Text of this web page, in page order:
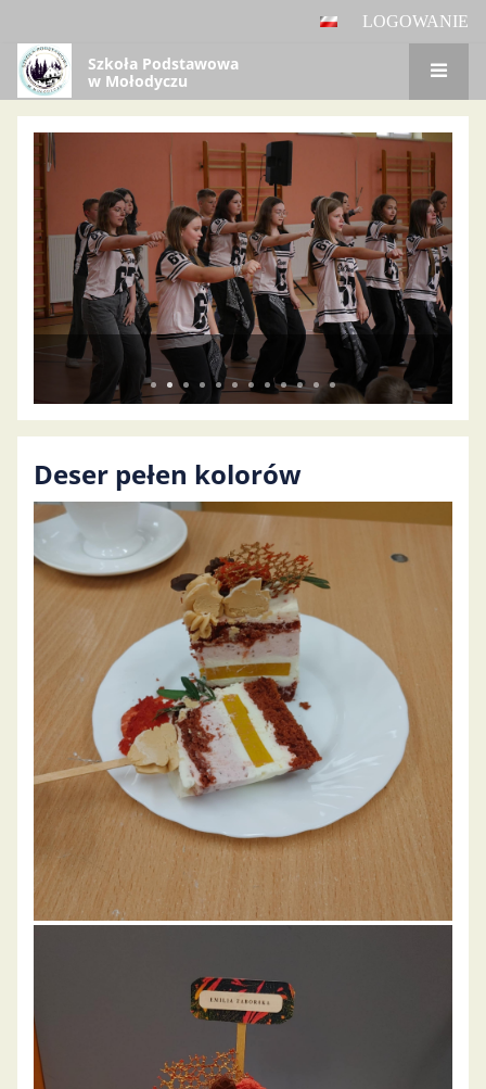
LOGOWANIE
Szkoła Podstawowa
w Mołodyczu
Panel
główny
Deser pełen kolorów